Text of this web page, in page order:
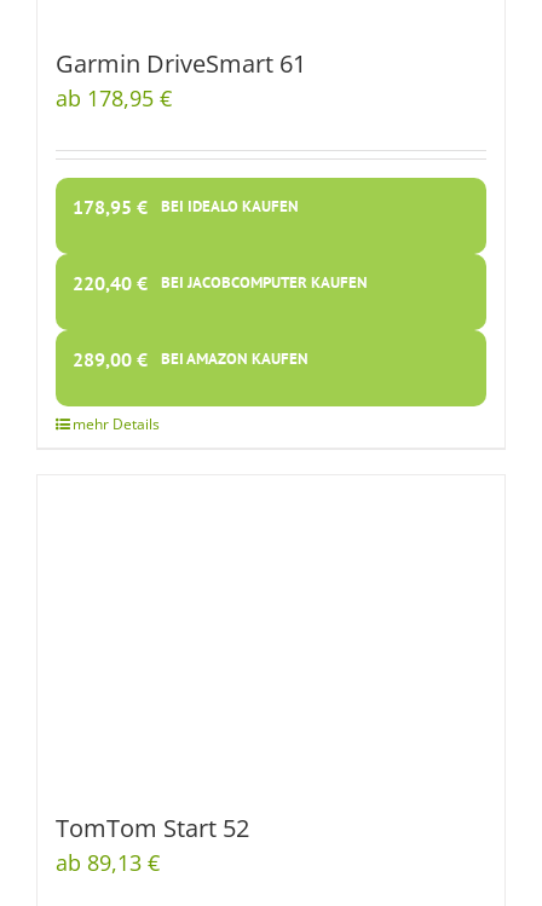
Garmin DriveSmart 61
ab 178,95 €
178,95 € BEI IDEALO KAUFEN
220,40 € BEI JACOBCOMPUTER KAUFEN
289,00 € BEI AMAZON KAUFEN
TomTom Start 52
ab 89,13 €